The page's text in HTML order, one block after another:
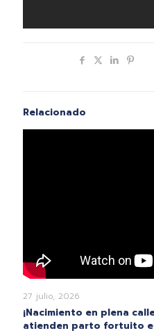
Relacionado
27 julio, 2026
¡Nacimiento en plena
atienden parto fortuito